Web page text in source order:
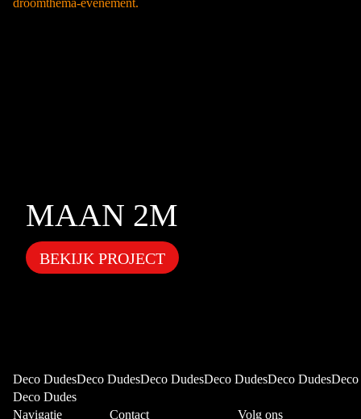
MAAN 2M
BEKIJK PROJECT
Deco DudesDeco DudesDeco DudesDeco DudesDeco
Deco Dudes
Navigatie
Contact
Volg ons